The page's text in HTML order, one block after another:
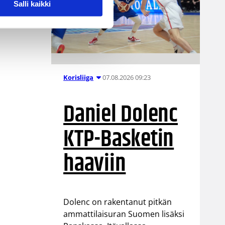
Salli kaikki
Korisliiga 07.08.2026 09:23
Daniel Dolenc
KTP-Basketin
haaviin
Dolenc on rakentanut pitkän
ammattilaisuran Suomen lisäksi